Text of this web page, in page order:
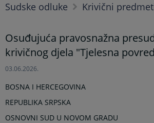
Sudske odluke Krivični
Osuđujuća pravosnažna
krivičnog djela "Tjelesna
03.06.2026.
BOSNA I HERCEGOVINA
REPUBLIKA SRPSKA
OSNOVNI SUD U NOVOM GRADU